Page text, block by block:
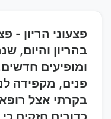
פצעוני הריון -
בהריון והיום,
פנים, מקפידה
בקרתי אצל